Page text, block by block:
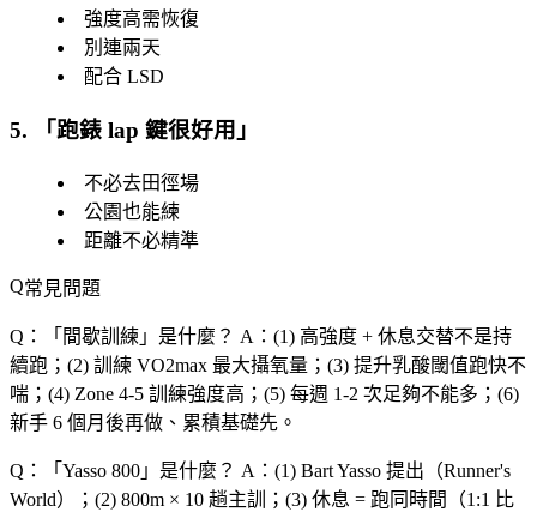
強度高需恢復
別連兩天
配合 LSD
5. 「跑錶 lap 鍵很好用 」
不必去田徑場
公園也能練
距離不必精準
常見問題
Q：「 間歇訓練 」是什麼？ A：(1) 高強度 + 休息交替不是持
續跑；(2) 訓練 VO2max 最大攝氧量；(3) 提升乳酸閾值跑快不
喘；(4) Zone 4-5 訓練強度高；(5) 每週 1-2 次足夠不能多；(6)
新手 6 個月後再做、累積基礎先。
Q：「 Yasso 800 」是什麼？ A：(1) Bart Yasso 提出（Runner's
World）；(2) 800m × 10 趟主訓；(3) 休息 = 跑同時間（1:1 比